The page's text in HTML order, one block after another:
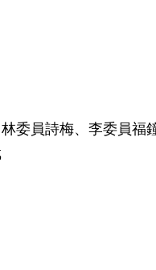
委員詩梅、李委員福